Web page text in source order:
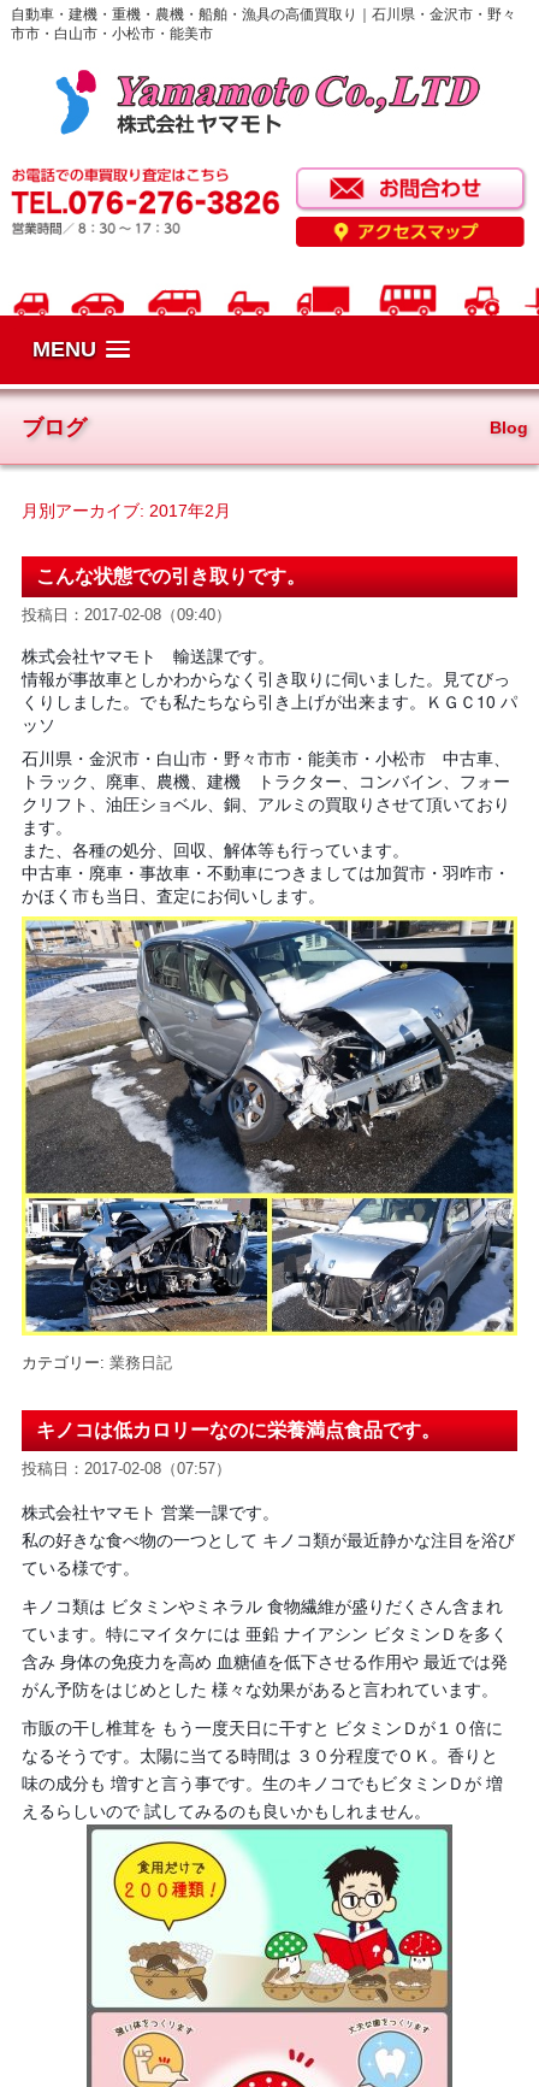
自動車・建機・重機・農機・船舶・漁具の高価買取り｜石川県・金沢市・野々
市市・白山市・小松市・能美市
MENU
ブログ Blog
月別アーカイブ: 2017年2月
こんな状態での引き取りです。
投稿日：2017-02-08（09:40）
株式会社ヤマモト 輸送課です。
情報が事故車としかわからなく引き取りに伺いました。見てびっ
くりしました。でも私たちなら引き上げが出来ます。ＫＧＣ10 パ
ッソ
石川県・金沢市・白山市・野々市市・能美市・小松市 中古車、
トラック、廃車、農機、建機 トラクター、コンバイン、フォー
クリフト、油圧ショベル、銅、アルミの買取りさせて頂いており
ます。
また、各種の処分、回収、解体等も行っています。
中古車・廃車・事故車・不動車につきましては加賀市・羽咋市・
かほく市も当日、査定にお伺いします。
カテゴリー: 業務日記
キノコは低カロリーなのに栄養満点食品です。
投稿日：2017-02-08（07:57）
株式会社ヤマモト 営業一課です。
私の好きな食べ物の一つとして キノコ類が最近静かな注目を浴び
ている様です。
キノコ類は ビタミンやミネラル 食物繊維が盛りだくさん含まれ
ています。特にマイタケには 亜鉛 ナイアシン ビタミンＤを多く
含み 身体の免疫力を高め 血糖値を低下させる作用や 最近では発
がん予防をはじめとした 様々な効果があると言われています。
市販の干し椎茸を もう一度天日に干すと ビタミンＤが１０倍に
なるそうです。太陽に当てる時間は ３０分程度でＯＫ。香りと
味の成分も 増すと言う事です。生のキノコでもビタミンＤが 増
えるらしいので 試してみるのも良いかもしれません。